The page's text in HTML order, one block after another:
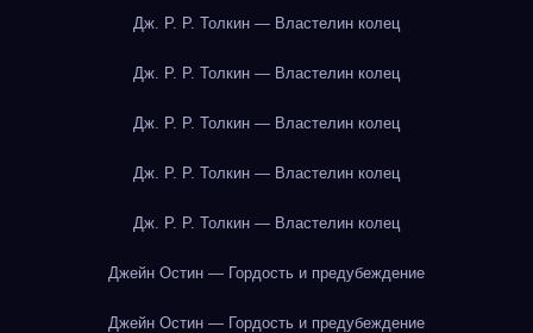
Дж. Р. Р. Толкин — Властелин колец
Дж. Р. Р. Толкин — Властелин колец
Дж. Р. Р. Толкин — Властелин колец
Дж. Р. Р. Толкин — Властелин колец
Дж. Р. Р. Толкин — Властелин колец
Джейн Остин — Гордость и предубеждение
Джейн Остин — Гордость и предубеждение